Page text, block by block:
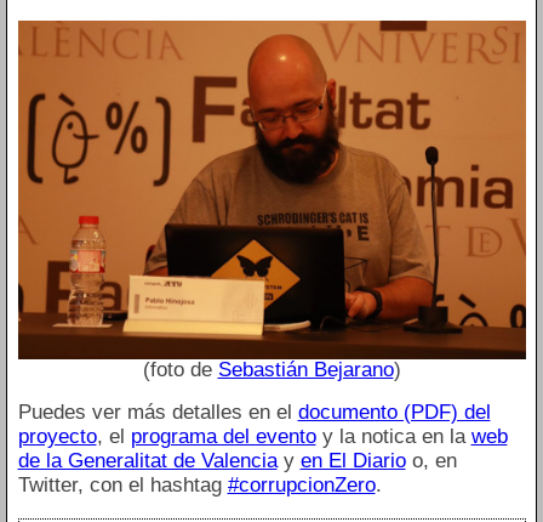
(foto de Sebastián Bejarano)
Puedes ver más detalles en el documento (PDF) del
proyecto, el programa del eventoy la notica en la web
de la Generalitat de Valenciay en El Diarioo, en
Twitter, con el hashtag #corrupcionZero.